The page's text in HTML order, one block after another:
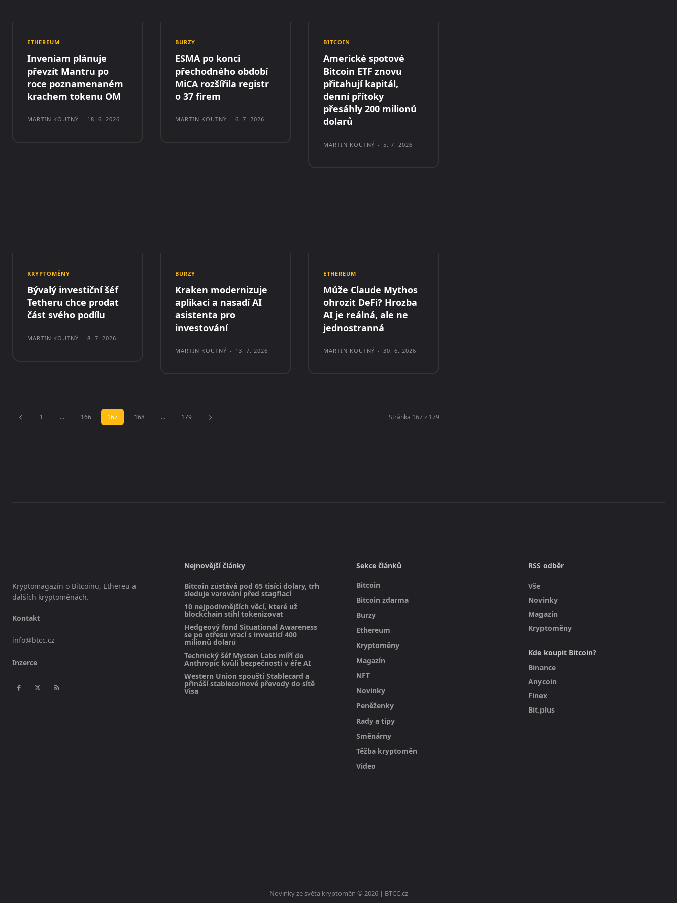
ETHEREUM
Inveniam plánuje
převzít Mantru po
roce poznamenaném
krachem tokenu OM
MARTIN KOUTNÝ - 18. 6. 2026
BURZY
ESMA po konci
přechodného období
MiCA rozšířila registr
o 37 firem
MARTIN KOUTNÝ - 6. 7. 2026
BITCOIN
Americké spotové
Bitcoin ETF znovu
přitahují kapitál,
denní přítoky
přesáhly 200 milionů
dolarů
MARTIN KOUTNÝ - 5. 7. 2026
KRYPTOMĚNY
Bývalý investiční šéf
Tetheru chce prodat
část svého podílu
MARTIN KOUTNÝ - 8. 7. 2026
BURZY
Kraken modernizuje
aplikaci a nasadí AI
asistenta pro
investování
MARTIN KOUTNÝ - 13. 7. 2026
ETHEREUM
Může Claude Mythos
ohrozit DeFi? Hrozba
AI je reálná, ale ne
jednostranná
MARTIN KOUTNÝ - 30. 6. 2026
1 ... 166 167 168 ... 179 Stránka 167 z 179
Kryptomagazín o Bitcoinu, Ethereu a
dalších kryptoměnách.
Kontakt
info@btcc.cz
Inzerce
Nejnovější články
Bitcoin zůstává pod 65 tisíci dolary, trh
sleduje varování před stagflací
10 nejpodivnějších věcí, které už
blockchain stihl tokenizovat
Hedgeový fond Situational Awareness
se po otřesu vrací s investicí 400
milionů dolarů
Technický šéf Mysten Labs míří do
Anthropic kvůli bezpečnosti v éře AI
Western Union spouští Stablecard a
přináší stablecoinové převody do sítě
Visa
Sekce článků
Bitcoin
Bitcoin zdarma
Burzy
Ethereum
Kryptoměny
Magazín
NFT
Novinky
Peněženky
Rady a tipy
Směnárny
Těžba kryptoměn
Video
RSS odběr
Vše
Novinky
Magazín
Kryptoměny
Kde koupit Bitcoin?
Binance
Anycoin
Finex
Bit.plus
Novinky ze světa kryptoměn © 2026 | BTCC.cz